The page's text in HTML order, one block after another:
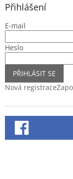
Přihlášení
E-mail
Heslo
PŘIHLÁSIT SE
Nová registrace